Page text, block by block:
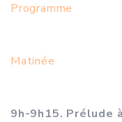
Programme
Matinée
9h-9h15. Prélude